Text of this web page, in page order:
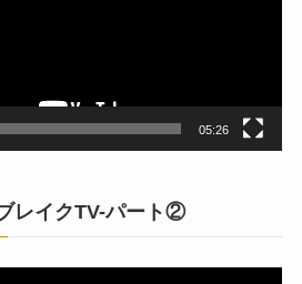
05:26
レイクTV-パート②